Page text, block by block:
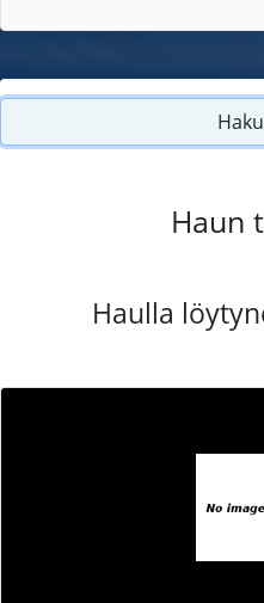
Haun
Haulla